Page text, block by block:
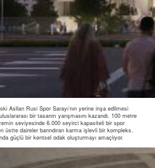
Asllan Rusi Spor Sarayı’nın yerine inşa edilmesi
bir tasarım yarışmasını kazandı. 100 metre
seviyesinde 6.000 seyirci kapasiteli bir spor
üstte daireler barındıran karma işlevli bir kompleks.
güçlü bir kentsel odak oluşturmayı amaçlıyor.